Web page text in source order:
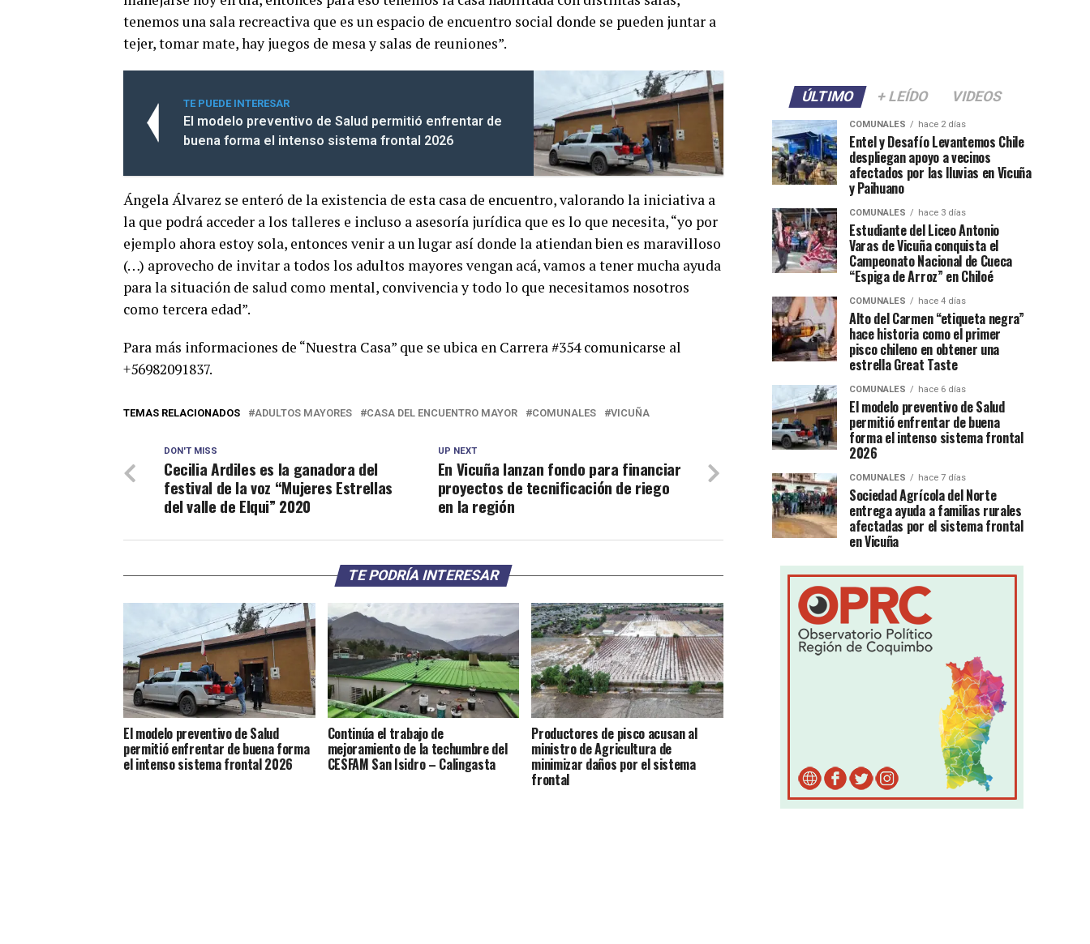
tenemos una sala recreactiva que es un espacio de encuentro social donde se pueden juntar a
tejer, tomar mate, hay juegos de mesa y salas de reuniones”.
TE PUEDE INTERESAR
El modelo preventivo de Salud permitió enfrentar de
buena forma el intenso sistema frontal 2026
Ángela Álvarez se enteró de la existencia de esta casa de encuentro, valorando la iniciativa a
la que podrá acceder a los talleres e incluso a asesoría jurídica que es lo que necesita, “yo por
ejemplo ahora estoy sola, entonces venir a un lugar así donde la atiendan bien es maravilloso
(…) aprovecho de invitar a todos los adultos mayores vengan acá, vamos a tener mucha ayuda
para la situación de salud como mental, convivencia y todo lo que necesitamos nosotros
como tercera edad”.
Para más informaciones de “Nuestra Casa” que se ubica en Carrera #354 comunicarse al
+56982091837.
TEMAS RELACIONADOS ADULTOS MAYORES CASA DEL ENCUENTRO MAYOR COMUNALES VICUÑA
UP NEXT
En Vicuña lanzan fondo para financiar
proyectos de tecnificación de riego
en la región
DON'T MISS
Cecilia Ardiles es la ganadora del
festival de la voz “Mujeres Estrellas
del valle de Elqui” 2020
TE PODRÍA INTERESAR
El modelo preventivo de Salud
permitió enfrentar de buena forma
el intenso sistema frontal 2026
Continúa el trabajo de
mejoramiento de la techumbre del
CESFAM San Isidro – Calingasta
Productores de pisco acusan al
ministro de Agricultura de
minimizar daños por el sistema
frontal
ÚLTIMO + LEÍDO VIDEOS
COMUNALES hace 2 días
Entel y Desafío Levantemos Chile
despliegan apoyo a vecinos
afectados por las lluvias en Vicuña
y Paihuano
COMUNALES hace 3 días
Estudiante del Liceo Antonio
Varas de Vicuña conquista el
Campeonato Nacional de Cueca
“Espiga de Arroz” en Chiloé
COMUNALES hace 4 días
Alto del Carmen “etiqueta negra”
hace historia como el primer
pisco chileno en obtener una
estrella Great Taste
COMUNALES hace 6 días
El modelo preventivo de Salud
permitió enfrentar de buena
forma el intenso sistema frontal
2026
COMUNALES hace 7 días
Sociedad Agrícola del Norte
entrega ayuda a familias rurales
afectadas por el sistema frontal
en Vicuña